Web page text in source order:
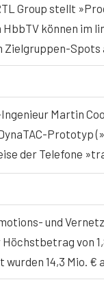
Group stellt
können im
Zielgruppen-
Martin
Prototyp
der Telefone
und
von
14,3 Mio.